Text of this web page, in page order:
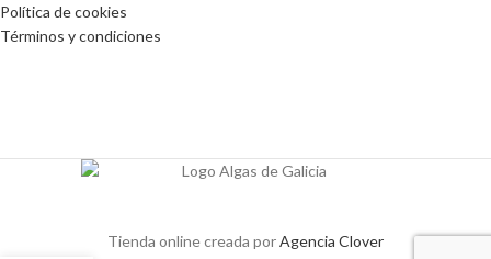
Política de cookies
Términos y condiciones
Tienda online creada porAgencia Clover